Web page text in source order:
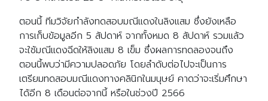
ตอนนี้ ทีมวิจัยกำลังทดสอบมณีแดงในลิงแสม ซึ่งยังเหลือ
การเก็บข้อมูลอีก 5 สัปดาห์ จากทั้งหมด 8 สัปดาห์ รวมแล้ว
จะใช้มณีแดงฉีดให้ลิงแสม 8 เข็ม ซึ่งผลการทดลองจนถึง
ตอนนี้พบว่ามีความปลอดภัย โดยลำดับต่อไปจะเป็นการ
เตรียมทดสอบมณีแดงทางคลินิกในมนุษย์ คาดว่าจะเริ่มศึกษา
ได้อีก 8 เดือนต่อจากนี้ หรือในช่วงปี 2566